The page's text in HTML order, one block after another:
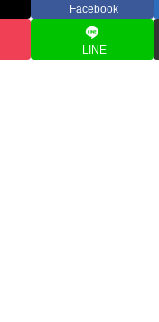
Facebook
LINE